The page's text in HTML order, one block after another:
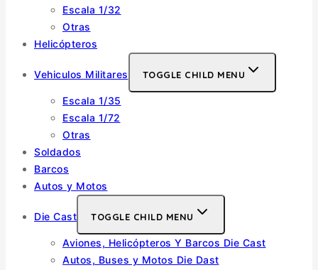
Escala 1/32
Otras
Helicópteros
Vehiculos Militares TOGGLE CHILD MENU
Escala 1/35
Escala 1/72
Otras
Soldados
Barcos
Autos y Motos
Die Cast TOGGLE CHILD MENU
Aviones, Helicópteros Y Barcos Die Cast
Autos, Buses y Motos Die Dast